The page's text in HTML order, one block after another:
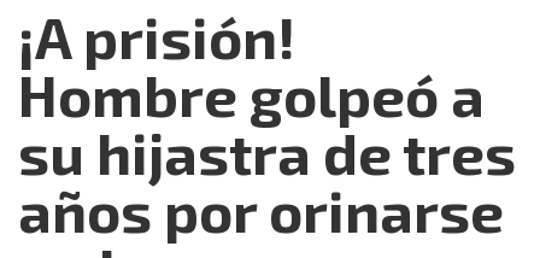
¡A prisión!
Hombre golpeó a
su hijastra de tres
años por orinarse